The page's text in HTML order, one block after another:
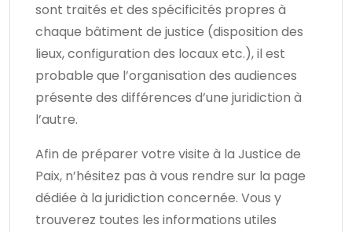
sont traités et des spécificités propres à
chaque bâtiment de justice (disposition des
lieux, configuration des locaux etc.), il est
probable que l’organisation des audiences
présente des différences d’une juridiction à
l’autre.
Afin de préparer votre visite à la Justice de
Paix, n’hésitez pas à vous rendre sur la page
dédiée à la juridiction concernée. Vous y
trouverez toutes les informations utiles